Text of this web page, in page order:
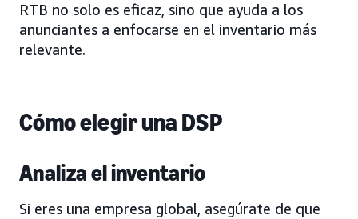
RTB no solo es eficaz, sino que ayuda a los
anunciantes a enfocarse en el inventario más
relevante.
Cómo elegir una DSP
Analiza el inventario
Si eres una empresa global, asegúrate de que